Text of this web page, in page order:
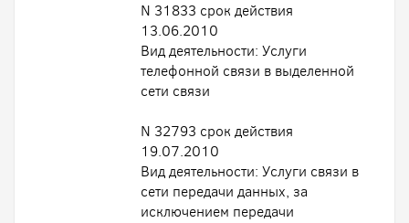
N 31833 срок действия
13.06.2010
Вид деятельности: Услуги
телефонной связи в выделенной
сети связи
N 32793 срок действия
19.07.2010
Вид деятельности: Услуги связи в
сети передачи данных, за
исключением передачи